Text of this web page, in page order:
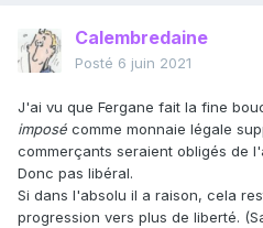
Calembredaine
Posté 6 juin 2021
J'ai vu que Fergane fait la fine
imposé comme monnaie légale
commerçants seraient obligés de
Donc pas libéral.
Si dans l'absolu il a raison, cela
progression vers plus de liberté.